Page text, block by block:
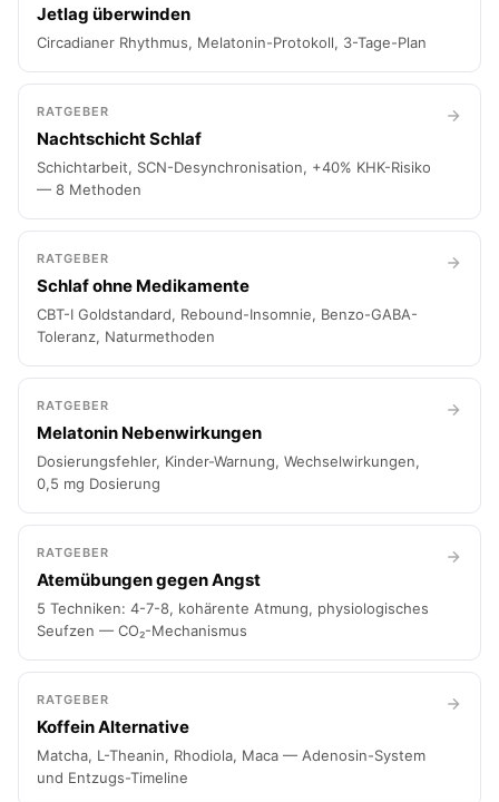
Jetlag überwinden
Circadianer Rhythmus, Melatonin-Protokoll, 3-Tage-Plan
RATGEBER
Nachtschicht Schlaf
Schichtarbeit, SCN-Desynchronisation, +40% KHK-Risiko
— 8 Methoden
RATGEBER
Schlaf ohne Medikamente
CBT-I Goldstandard, Rebound-Insomnie, Benzo-GABA-
Toleranz, Naturmethoden
RATGEBER
Melatonin Nebenwirkungen
Dosierungsfehler, Kinder-Warnung, Wechselwirkungen,
0,5 mg Dosierung
RATGEBER
Atemübungen gegen Angst
5 Techniken: 4-7-8, kohärente Atmung, physiologisches
Seufzen — CO₂-Mechanismus
RATGEBER
Koffein Alternative
Matcha, L-Theanin, Rhodiola, Maca — Adenosin-System
und Entzugs-Timeline